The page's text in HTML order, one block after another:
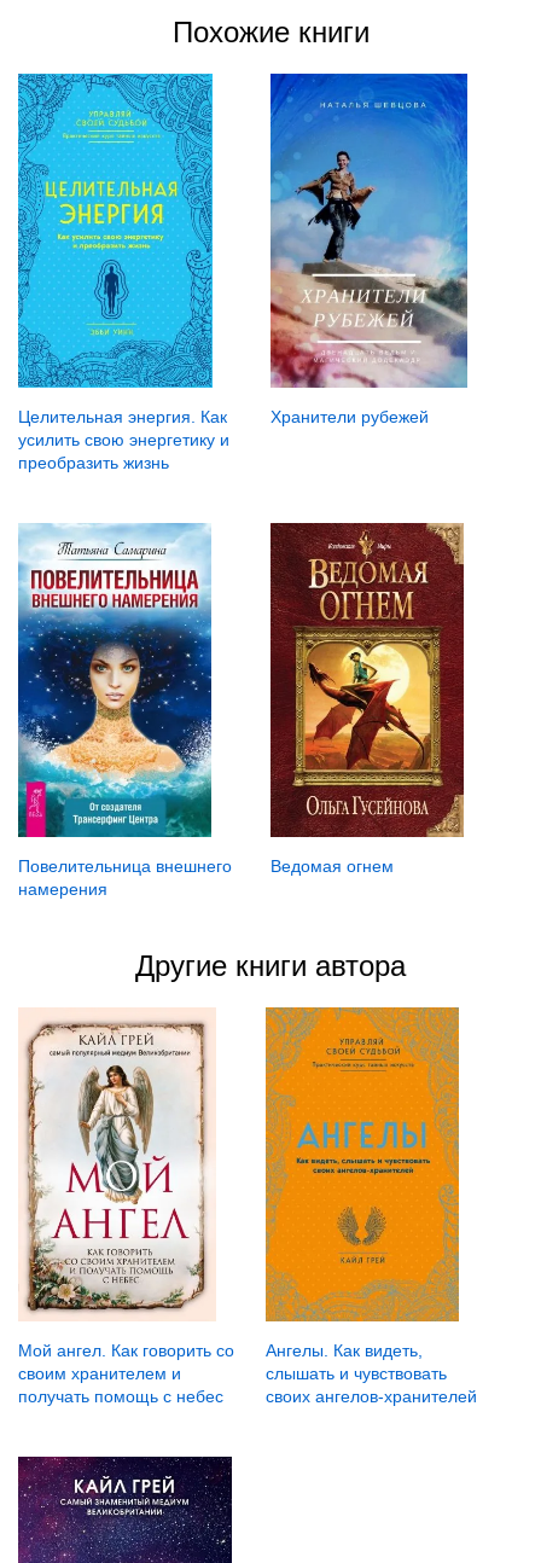
Похожие книги
Целительная энергия. Как
усилить свою энергетику и
преобразить жизнь
Хранители рубежей
Повелительница внешнего
намерения
Ведомая огнем
Другие книги автора
Мой ангел. Как говорить со
своим хранителем и
получать помощь с небес
Ангелы. Как видеть,
слышать и чувствовать
своих ангелов-хранителей